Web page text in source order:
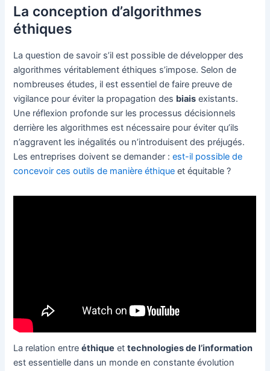
La conception d’algorithmes
éthiques
La question de savoir s’il est possible de développer des
algorithmes véritablement éthiques s’impose. Selon de
nombreuses études, il est essentiel de faire preuve de
vigilance pour éviter la propagation des biais existants.
Une réflexion profonde sur les processus décisionnels
derrière les algorithmes est nécessaire pour éviter qu’ils
n’aggravent les inégalités ou n’introduisent des préjugés.
Les entreprises doivent se demander :est-il possible de
concevoir ces outils de manière éthique et équitable ?
La relation entreéthique ettechnologies de l’information
est essentielle dans un monde en constante évolution